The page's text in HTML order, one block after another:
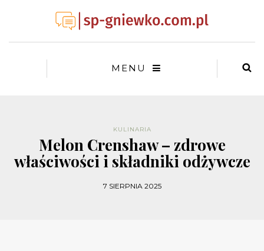
MENU
KULINARIA
Melon Crenshaw – zdrowe
właściwości i składniki odżywcze
7 SIERPNIA 2025